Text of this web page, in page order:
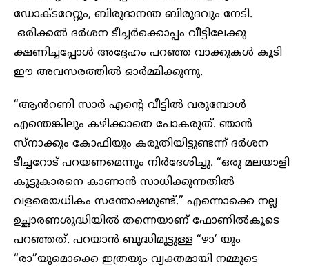
ഡോക്ടറേറ്റും, ബിരുദാനന്ത ബിരുദവും നേടി.
ഒരിക്കൽ ദർശന ടീച്ചർക്കൊപ്പം വീട്ടിലേക്കു
ക്ഷണിച്ചപ്പോൾ അദ്ദേഹം പറഞ്ഞ വാക്കുകൾ കൂടി
ഈ അവസരത്തിൽ ഓർമ്മിക്കുന്നു.
“ആൻറണി സാർ എന്റെ വീട്ടിൽ വരുമ്പോൾ
എന്തെങ്കിലും കഴിക്കാതെ പോകരുത്. ഞാൻ
സ്നാക്കും കോഫിയും കരുതിയിട്ടുണ്ടന്ന് ദർശന
ടീച്ചറോട് പറയണമെന്നും നിർദേശിച്ചു. “ഒരു മലയാളി
കൂട്ടുകാരനെ കാണാൻ സാധിക്കുന്നതിൽ
വളരെയധികം സന്തോഷമുണ്ട്.” എന്നൊക്കെ നല്ല
ഉച്ഛാരണശുദ്ധിയിൽ തന്നെയാണ് ഫോണിൽകൂടെ
പറഞ്ഞത്. പറയാൻ ബുദ്ധിമുട്ടുള്ള “ഴാ’ യും
“രാ”യുമൊക്കെ ഇത്രയും വ്യക്തമായി നമ്മുടെ